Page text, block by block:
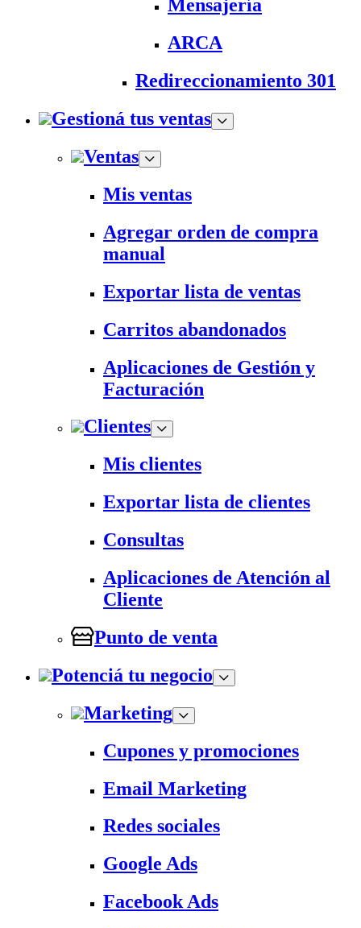
Mensajería
ARCA
Redireccionamiento 301
Gestioná tus ventas
Ventas
Mis ventas
Agregar orden de compra
manual
Exportar lista de ventas
Carritos abandonados
Aplicaciones de Gestión y
Facturación
Clientes
Mis clientes
Exportar lista de clientes
Consultas
Aplicaciones de Atención al
Cliente
Punto de venta
Potenciá tu negocio
Marketing
Cupones y promociones
Email Marketing
Redes sociales
Google Ads
Facebook Ads